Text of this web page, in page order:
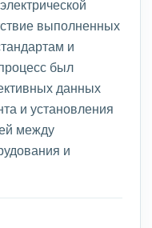
выполненных
и
был
данных
и установления
между
и